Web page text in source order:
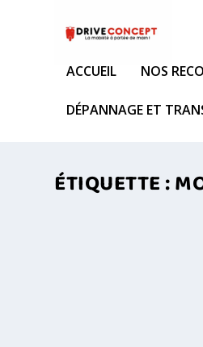
ACCUEIL NOS
DÉPANNAGE ET
ÉTIQUETTE :